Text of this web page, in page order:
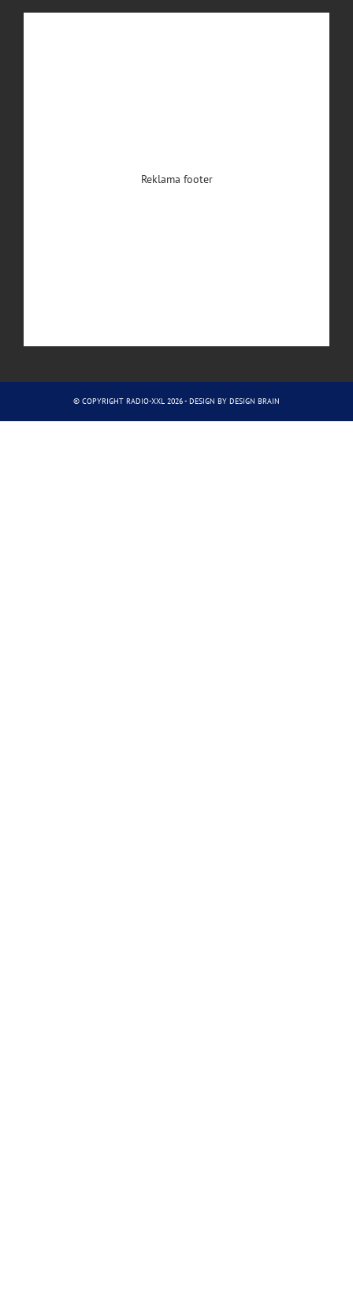
Reklama footer
© COPYRIGHT RADIO-XXL 2026 - DESIGN BY DESIGN BRAIN